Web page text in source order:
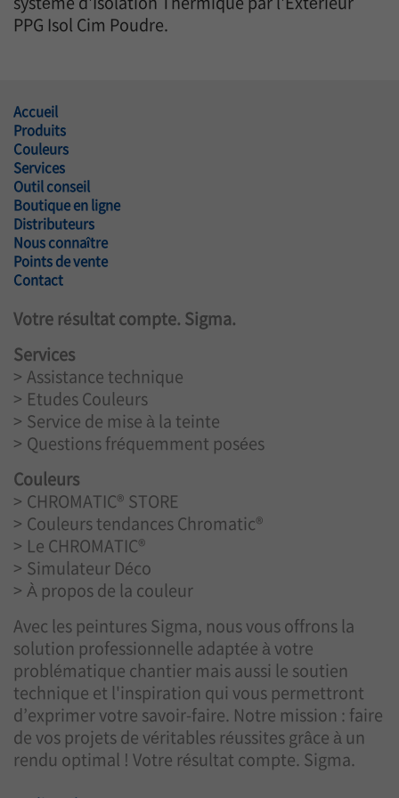
PPG Isol Cim Poudre.
Accueil
Produits
Couleurs
Services
Outil conseil
Boutique en ligne
Distributeurs
Nous connaître
Points de vente
Contact
Votre résultat compte. Sigma.
Services
Assistance technique
Etudes Couleurs
Service de mise à la teinte
Questions fréquemment posées
Couleurs
CHROMATIC® STORE
Couleurs tendances Chromatic®
Le CHROMATIC®
Simulateur Déco
À propos de la couleur
Avec les peintures Sigma, nous vous offrons la
solution professionnelle adaptée à votre
problématique chantier mais aussi le soutien
technique et l'inspiration qui vous permettront
d’exprimer votre savoir-faire. Notre mission : faire
de vos projets de véritables réussites grâce à un
rendu optimal ! Votre résultat compte. Sigma.